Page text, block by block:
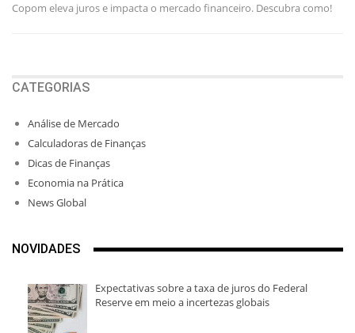
Copom eleva juros e impacta o mercado financeiro. Descubra como!
CATEGORIAS
Análise de Mercado
Calculadoras de Finanças
Dicas de Finanças
Economia na Prática
News Global
NOVIDADES
Expectativas sobre a taxa de juros do Federal
Reserve em meio a incertezas globais